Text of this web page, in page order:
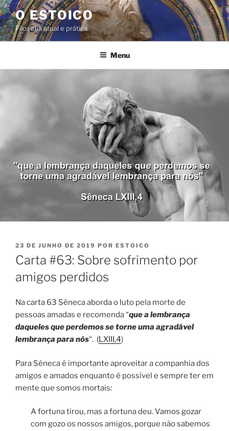
Pular
para
o
conteúdo
O ESTOICO
Filosofia atual e prática
Menu
PUBLICADO
EM
23 DE JUNHO DE 2019 POR ESTOICO
Carta #63: Sobre sofrimento por
amigos perdidos
Na carta 63 Sêneca aborda o luto pela morte de
pessoas amadas e recomenda “que a lembrança
daqueles que perdemos se torne uma agradável
lembrança para nós“. (LXIII,4)
Para Sêneca é importante aproveitar a companhia dos
amigos e amados enquanto é possível e sempre ter em
mente que somos mortais:
A fortuna tirou, mas a fortuna deu. Vamos gozar
com gozo os nossos amigos, porque não sabemos